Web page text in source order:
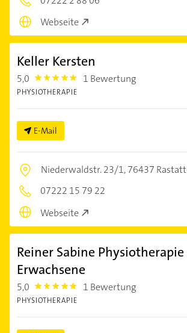
Webseite
Keller Kersten
5,0 5.0 1 Bewertung
PHYSIOTHERAPIE
E-Mail
Niederwaldstr. 23/1,76437 Rastatt
07222 15 79 22
Webseite
Reiner Sabine Physiotherapie
Erwachsene
5,0 5.0 1 Bewertung
PHYSIOTHERAPIE